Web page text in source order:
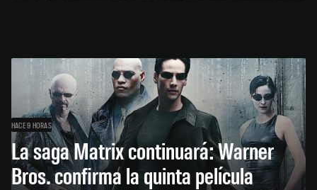
HACE 9 HORAS
La saga Matrix continuará: Warner
Bros. confirma la quinta película